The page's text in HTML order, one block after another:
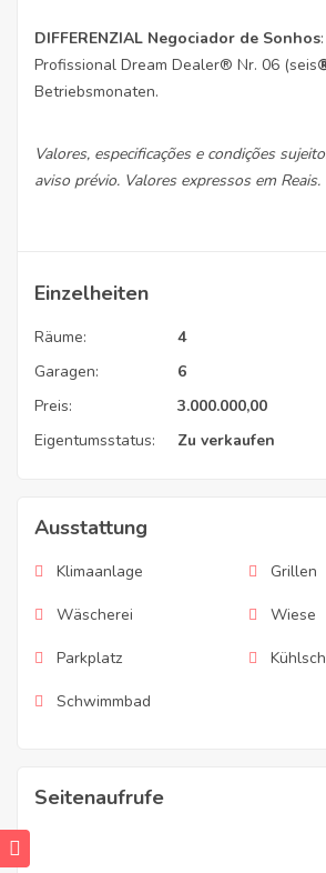
DIFFERENZIAL Negociador de Sonhos
Profissional Dream Dealer® Nr. 06 (seis
Betriebsmonaten.
Valores, especificações e condições
aviso prévio. Valores expressos em Reais.
Einzelheiten
Räume:
4
Garagen:
6
Preis:
3.000.000,00
Eigentumsstatus:
Zu verkaufen
Ausstattung
Klimaanlage Grillen
Wäscherei Wiese
Parkplatz
Schwimmbad
Seitenaufrufe